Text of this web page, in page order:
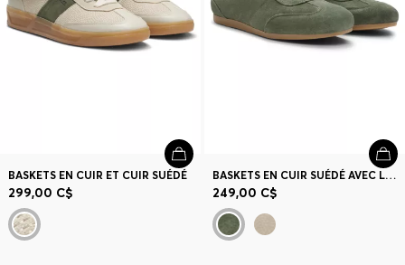
BASKETS EN CUIR ET CUIR SUÉDÉ
299,00 C$
BASKETS EN CUIR SUÉDÉ AVEC LOGOS
249,00 C$